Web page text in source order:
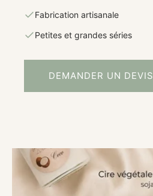
Fabrication artisanale
Petites et grandes séries
DEMANDER UN DEVIS